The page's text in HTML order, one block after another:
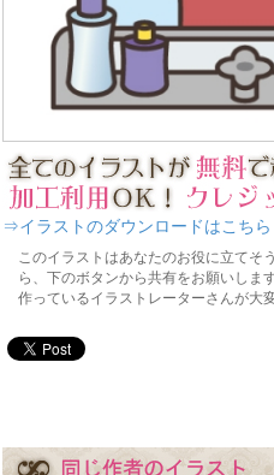
⇒イラストのダウンロードはこちら